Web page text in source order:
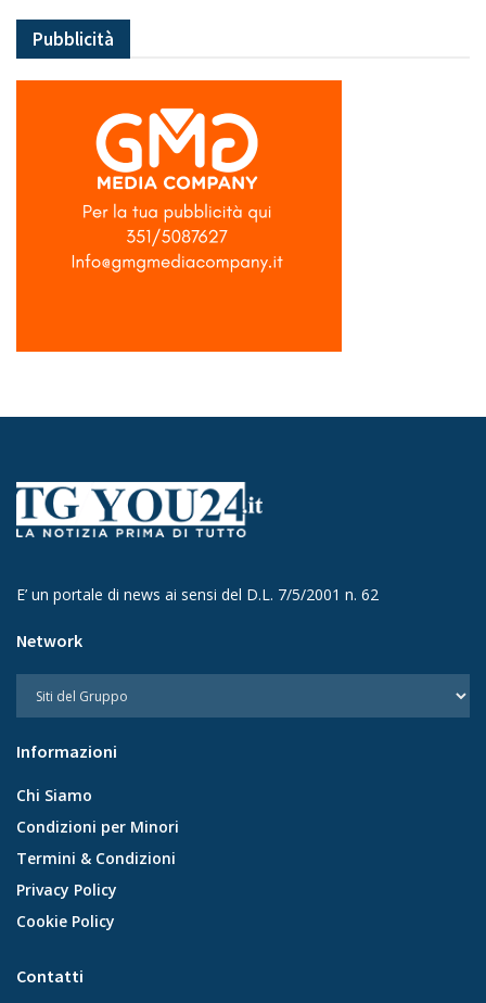
Pubblicità
E’ un portale di news ai sensi del D.L. 7/5/2001 n. 62
Network
Informazioni
Chi Siamo
Condizioni per Minori
Termini & Condizioni
Privacy Policy
Cookie Policy
Contatti